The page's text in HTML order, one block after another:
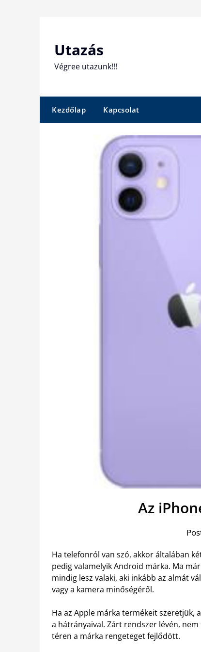
Utazás
Végree utazunk!!!
Kezdőlap Kapcsolat
Az
Ha telefonról van szó, akkor általában
pedig valamelyik Android márka. Ma
mindig lesz valaki, aki inkább az almát
vagy a kamera minőségéről.
Ha az Apple márka termékeit szeretjük,
a hátrányaival. Zárt rendszer lévén,
téren a márka rengeteget fejlődött.